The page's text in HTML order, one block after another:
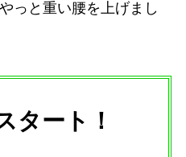
っと重い腰を上げまし
タート！